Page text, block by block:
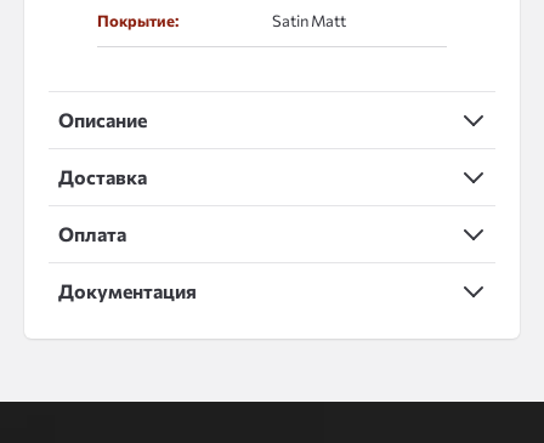
Покрытие: Satin Matt
Описание
Доставка
Оплата
Документация